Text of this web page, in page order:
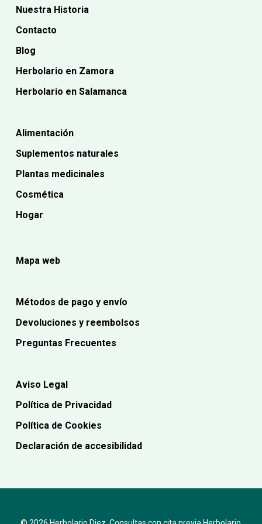
Nuestra Historia
Contacto
Blog
Herbolario en Zamora
Herbolario en Salamanca
Alimentación
Suplementos naturales
Plantas medicinales
Cosmética
Hogar
Mapa web
Métodos de pago y envío
Devoluciones y reembolsos
Preguntas Frecuentes
Aviso Legal
Política de Privacidad
Política de Cookies
Declaración de accesibilidad